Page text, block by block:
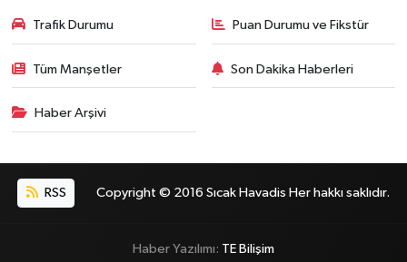
Trafik Durumu Puan Durumu ve Fikstür
Tüm Manşetler Son Dakika Haberleri
Haber Arşivi
RSS Copyright © 2016 Sıcak Havadis Her hakkı saklıdır.
Haber Yazılımı: TE Bilişim